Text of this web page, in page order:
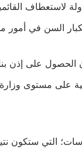
لاستعطاف
السن في أمور
الحصول على
على مستوى وزارة
التي ستكون